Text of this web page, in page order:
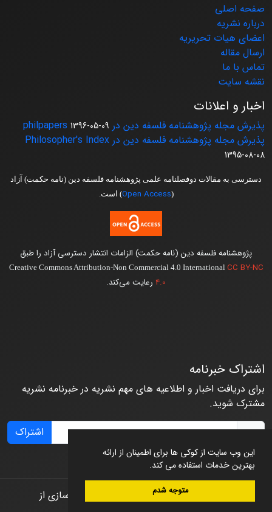
این وب سایت از کوکی ها برای اطمینان از ارائه
بهترین خدمات استفاده می کند.
متوجه شدم
صفحه اصلی
درباره نشریه
اعضای هیات تحریریه
ارسال مقاله
تماس با ما
نقشه سایت
اخبار و اعلانات
پذیرش مجله پژوهشنامه فلسفه دین در philpapers 1396-05-09
پذیرش مجله پژوهشنامه فلسفه دین در Philosopher's Index
1395-08-08
دسترسی به مقالات دوفصلنامه علمی پژوهشنامه فلسفه دین (نامه حکمت) آزاد
(
Open Access) است.
پژوهشنامه فلسفه دین (نامه حکمت) الزامات انتشار دسترسی آزاد را طبق
Creative Commons Attribution-Non Commercial 4.0 International CC BY-NC
4.0 رعایت می‌کند.
اشتراک خبرنامه
برای دریافت اخبار و اطلاعیه های مهم نشریه در خبرنامه نشریه
مشترک شوید.
اشتراک
© سامانه مدیریت نشریات علمی.
طراحی و پیاده سازی از